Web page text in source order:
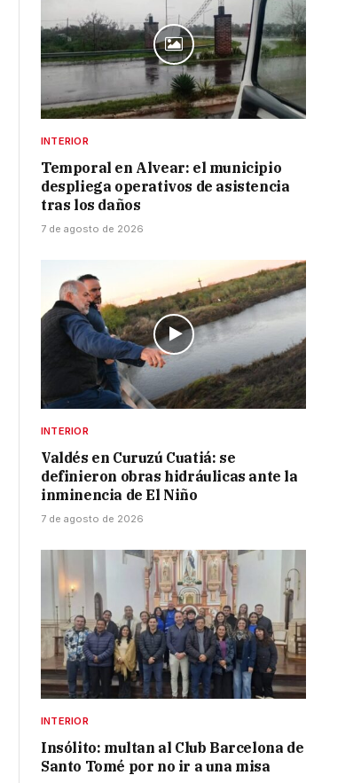
INTERIOR
Temporal en Alvear: el municipio
despliega operativos de asistencia
tras los daños
7 de agosto de 2026
INTERIOR
Valdés en Curuzú Cuatiá: se
definieron obras hidráulicas ante la
inminencia de El Niño
7 de agosto de 2026
INTERIOR
Insólito: multan al Club Barcelona de
Santo Tomé por no ir a una misa